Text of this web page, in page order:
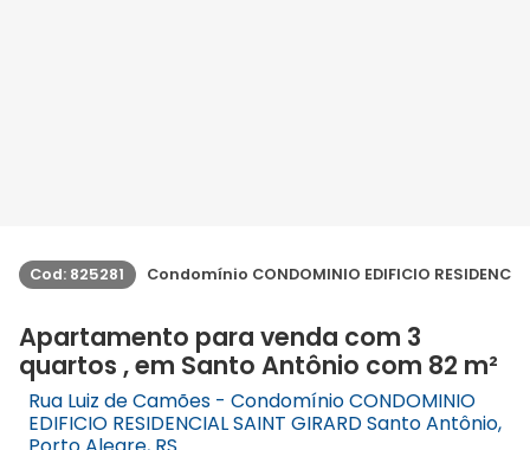
Cod: 825281 Condomínio CONDOMINIO EDIFICIO
Apartamento para venda com 3
quartos , em Santo Antônio com 82 m²
Rua Luiz de Camões - Condomínio CONDOMINIO
EDIFICIO RESIDENCIAL SAINT GIRARD Santo Antônio,